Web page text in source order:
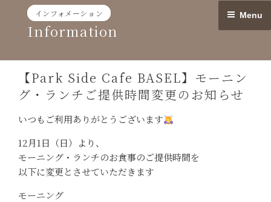
content
Menu
インフォメーション
Information
【Park Side Cafe BASEL】モーニン
グ・ランチご提供時間変更のお知らせ
いつもご利用ありがとうございます
12月1日（日）より、
モーニング・ランチのお食事のご提供時間を
以下に変更とさせていただきます
モーニング